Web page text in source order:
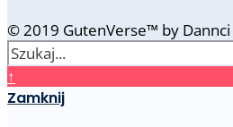
© 2019 GutenVerse™ by Dannci
↑
Zamknij